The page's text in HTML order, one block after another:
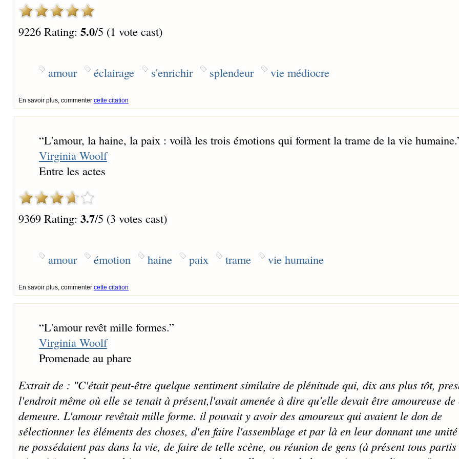
9226 Rating: 5.0/5 (1 vote cast)
amour éclairage s'enrichir splendeur vie médiocre
En savoir plus, commenter cette citation
“L'amour, la haine, la paix : voilà les trois émotions qui forment la trame de la vie humaine.
Virginia Woolf
Entre les actes
9369 Rating: 3.7/5 (3 votes cast)
amour émotion haine paix trame vie humaine
En savoir plus, commenter cette citation
“L'amour revêt mille formes.”
Virginia Woolf
Promenade au phare
Extrait de : "C'était peut-être quelque sentiment similaire de plénitude qui, dix ans plus tôt,
l'endroit même où elle se tenait à présent,l'avait amenée à dire qu'elle devait être amoureuse de
demeure. L'amour revêtait mille forme. il pouvait y avoir des amoureux qui avaient le don de
sélectionner les éléments des choses, d'en faire l'assemblage et par là en leur donnant une
ne possédaient pas dans la vie, de faire de telle scène, ou réunion de gens (à présent tous